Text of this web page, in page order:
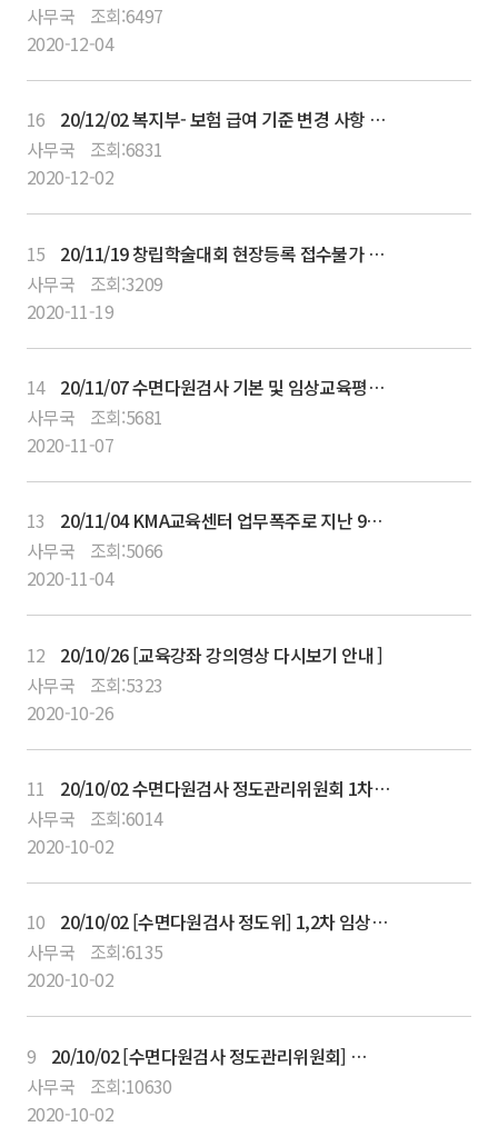
사무국
조회:6497
2020-12-04
16
20/12/02 복지부- 보험 급여 기준 변경 사항 공지
사무국
조회:6831
2020-12-02
15
20/11/19 창립학술대회 현장등록 접수불가 안내
사무국
조회:3209
2020-11-19
14
20/11/07 수면다원검사 기본 및 임상교육평점 취득확인 안내
사무국
조회:5681
2020-11-07
13
20/11/04 KMA교육센터 업무폭주로 지난 9월13일 온라인교육강좌 연수평점 조회가 지연되고 있습니다.
사무국
조회:5066
2020-11-04
12
20/10/26 [교육강좌 강의영상 다시보기 안내 ]
사무국
조회:5323
2020-10-26
11
20/10/02 수면다원검사 정도관리위원회 1차 및 2차 임상교육평점 프로그램 등록 안내
사무국
조회:6014
2020-10-02
10
20/10/02 [수면다원검사 정도위] 1,2차 임상교육 프로그램일정 및 10월 24일 1차 프로그램 상세일정
사무국
조회:6135
2020-10-02
9
20/10/02 [수면다원검사 정도관리위원회] 제1차 임상교육평점 사전등록기간
사무국
조회:10630
2020-10-02